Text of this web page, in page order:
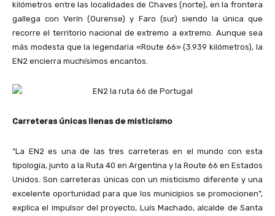
kilómetros entre las localidades de Chaves (norte), en la frontera
gallega con Verín (Ourense) y Faro (sur) siendo la única que
recorre el territorio nacional de extremo a extremo. Aunque sea
más modesta que la legendaria «Route 66» (3.939 kilómetros), la
EN2 encierra muchísimos encantos.
Carreteras únicas llenas de misticismo
“La EN2 es una de las tres carreteras en el mundo con esta
tipología, junto a la Ruta 40 en Argentina y la Route 66 en Estados
Unidos. Son carreteras únicas con un misticismo diferente y una
excelente oportunidad para que los municipios se promocionen”,
explica el impulsor del proyecto, Luís Machado, alcalde de Santa